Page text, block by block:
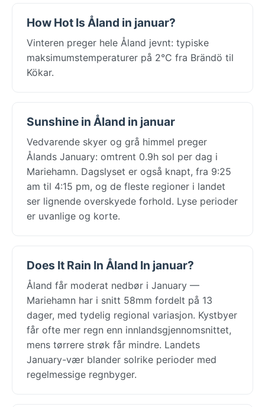
How Hot Is Åland in januar?
Vinteren preger hele Åland jevnt: typiske
maksimumstemperaturer på 2°C fra Brändö til
Kökar.
Sunshine in Åland in januar
Vedvarende skyer og grå himmel preger
Ålands January: omtrent 0.9h sol per dag i
Mariehamn. Dagslyset er også knapt, fra 9:25
am til 4:15 pm, og de fleste regioner i landet
ser lignende overskyede forhold. Lyse perioder
er uvanlige og korte.
Does It Rain In Åland In januar?
Åland får moderat nedbør i January —
Mariehamn har i snitt 58mm fordelt på 13
dager, med tydelig regional variasjon. Kystbyer
får ofte mer regn enn innlandsgjennomsnittet,
mens tørrere strøk får mindre. Landets
January-vær blander solrike perioder med
regelmessige regnbyger.